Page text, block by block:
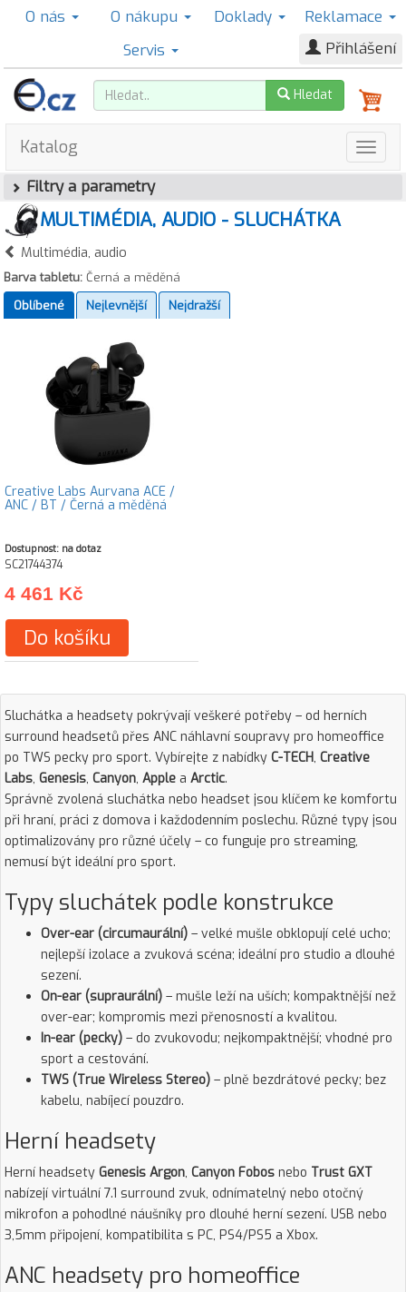
O nás O nákupu Doklady
Reklamace
Servis
Přihlášení
Hledat
Katalog
Filtry a parametry
MULTIMÉDIA, AUDIO - SLUCHÁTKA
Multimédia, audio
Barva tabletu: Černá a měděná
Oblíbené
Nejlevnější Nejdražší
Creative Labs Aurvana ACE /
ANC / BT / Černá a měděná
Dostupnost: na dotaz
SC21744374
4 461 Kč
Do košíku
Sluchátka a headsety pokrývají veškeré potřeby – od herních
surround headsetů přes ANC náhlavní soupravy pro homeoffice
po TWS pecky pro sport. Vybírejte z nabídky C-TECH, Creative
Labs, Genesis, Canyon, Apple a Arctic.
Správně zvolená sluchátka nebo headset jsou klíčem ke komfortu
při hraní, práci z domova i každodenním poslechu. Různé typy jsou
optimalizovány pro různé účely – co funguje pro streaming,
nemusí být ideální pro sport.
Typy sluchátek podle konstrukce
Over-ear (circumaurální) – velké mušle obklopují celé ucho;
nejlepší izolace a zvuková scéna; ideální pro studio a dlouhé
sezení.
On-ear (supraurální) – mušle leží na uších; kompaktnější než
over-ear; kompromis mezi přenosností a kvalitou.
In-ear (pecky) – do zvukovodu; nejkompaktnější; vhodné pro
sport a cestování.
TWS (True Wireless Stereo) – plně bezdrátové pecky; bez
kabelu, nabíjecí pouzdro.
Herní headsety
Herní headsety Genesis Argon, Canyon Fobos nebo Trust GXT
nabízejí virtuální 7.1 surround zvuk, odnímatelný nebo otočný
mikrofon a pohodlné náušníky pro dlouhé herní sezení. USB nebo
3,5mm připojení, kompatibilita s PC, PS4/PS5 a Xbox.
ANC headsety pro homeoffice